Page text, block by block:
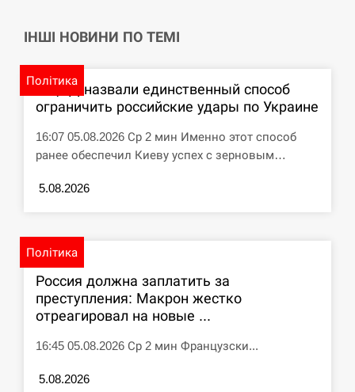
12:10
У США зафіксували рекордний спалах
СЕРПЕНЬ
11:53
почта”: что известно об…
СЕРПЕНЬ
СЕРПЕНЬ
11:23
Россияне ударили “Бардеролями” по Харькову,
есть пострадавшие
ЩЕ...
ІНШІ НОВИНИ ПО ТЕМІ
Політика
В ЦПД назвали единственный способ
ограничить российские удары по Украине
16:07 05.08.2026 Ср 2 мин Именно этот способ
ранее обеспечил Киеву успех с зерновым…
5.08.2026
Політика
Россия должна заплатить за
преступления: Макрон жестко
отреагировал на новые ...
16:45 05.08.2026 Ср 2 мин Французски...
5.08.2026